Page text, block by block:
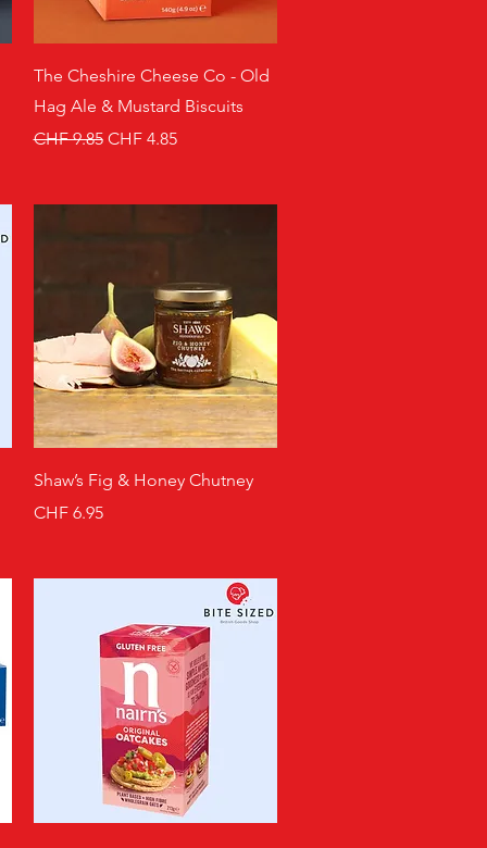
Schnellansicht
The Cheshire Cheese Co - Old
Hag Ale & Mustard Biscuits
Standardpreis
CHF 9.85 Sale-Preis
CHF 4.85
Schnellansicht
Shaw’s Fig & Honey Chutney
Preis
CHF 6.95